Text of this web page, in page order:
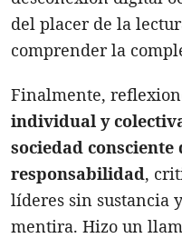
del placer de la
comprender la
Finalmente,
individual y
sociedad consciente
responsabilidad,
líderes sin sustancia
mentira. Hizo un